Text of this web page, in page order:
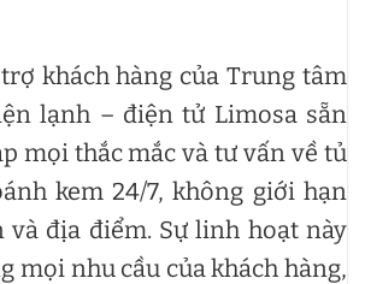
khách hàng của Trung tâm
lạnh – điện tử Limosa sẵn
mọi thắc mắc và tư vấn về tủ
kem 24/7, không giới hạn
và địa điểm. Sự linh hoạt này
mọi nhu cầu của khách hàng,